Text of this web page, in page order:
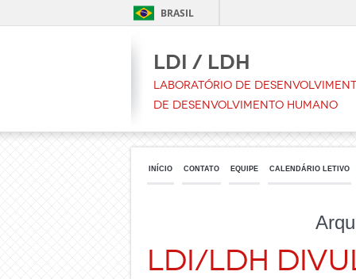
BRASIL
LDI / LDH
Laboratório de
de Desenvolvimento Humano
INÍCIO CONTATO EQUIPE CALENDÁRIO LETIVO
LDI/LDH